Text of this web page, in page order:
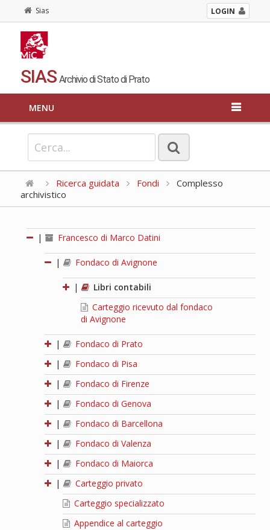
Sias LOGIN
SIAS Archivio di Stato di Prato
MENU
Ricerca guidata Fondi
Complesso
archivistico
| Francesco di Marco Datini
| Fondaco di Avignone
|
Libri contabili
Carteggio ricevuto dal fondaco
di Avignone
|
Fondaco di Prato
|
Fondaco di Pisa
|
Fondaco di Firenze
|
Fondaco di Genova
|
Fondaco di Barcellona
|
Fondaco di Valenza
|
Fondaco di Maiorca
|
Carteggio privato
Carteggio specializzato
Appendice al carteggio